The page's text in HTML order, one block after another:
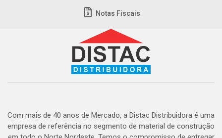
Notas Fiscais
Com mais de 40 anos de Mercado, a Distac Distribuidora é uma
empresa de referência no segmento de material de construção